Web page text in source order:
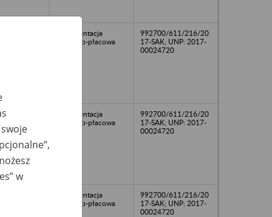
Dokumentacja
osobowo-płacowa
992700/611/216/20
17-SAK; UNP: 2017-
00024720
Dokumentacja
osobowo-płacowa
992700/611/216/20
17-SAK; UNP: 2017-
00024720
Dokumentacja
osobowo-płacowa
992700/611/216/20
17-SAK; UNP: 2017-
00024720
w